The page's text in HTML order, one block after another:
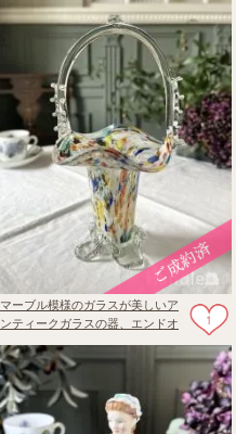
1
マーブル模様のガラスが美しいア
ンティークガラスの器、エンドオ